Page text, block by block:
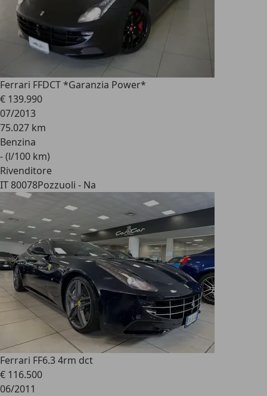
Ferrari FFDCT *Garanzia Power*
€ 139.990
07/2013
75.027 km
Benzina
- (l/100 km)
Rivenditore
IT 80078Pozzuoli - Na
Ferrari FF6.3 4rm dct
€ 116.500
06/2011